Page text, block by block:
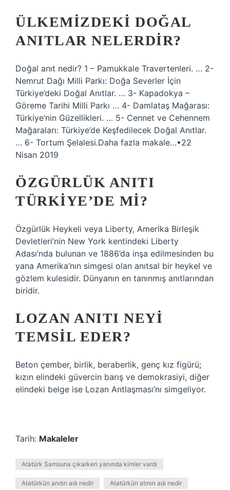
ÜLKEMIZDEKI DOĞAL
ANITLAR NELERDIR?
Doğal anıt nedir? 1 – Pamukkale Travertenleri. … 2-
Nemrut Dağı Milli Parkı: Doğa Severler İçin
Türkiye’deki Doğal Anıtlar. … 3- Kapadokya –
Göreme Tarihi Milli Parkı … 4- Damlataş Mağarası:
Türkiye’nin Güzellikleri. … 5- Cennet ve Cehennem
Mağaraları: Türkiye’de Keşfedilecek Doğal Anıtlar.
… 6- Tortum Şelalesi.Daha fazla makale…•22
Nisan 2019
ÖZGÜRLÜK ANITI
TÜRKIYE’DE MI?
Özgürlük Heykeli veya Liberty, Amerika Birleşik
Devletleri’nin New York kentindeki Liberty
Adası’nda bulunan ve 1886’da inşa edilmesinden bu
yana Amerika’nın simgesi olan anıtsal bir heykel ve
gözlem kulesidir. Dünyanın en tanınmış anıtlarından
biridir.
LOZAN ANITI NEYI
TEMSIL EDER?
Beton çember, birlik, beraberlik, genç kız figürü;
kızın elindeki güvercin barış ve demokrasiyi, diğer
elindeki belge ise Lozan Antlaşması’nı simgeliyor.
Tarih: Makaleler
Atatürk Samsuna çıkarken yanında kimler vardı
Atatürkün anıtın adı nedir Atatürkün atının adı nedir